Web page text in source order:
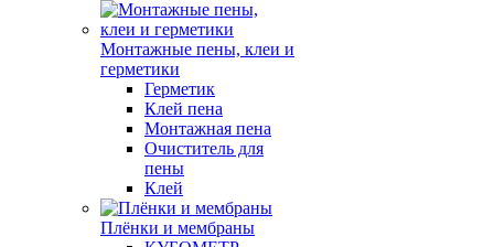
Монтажные пены, клеи и
герметики
Герметик
Клей пена
Монтажная пена
Очиститель для
пены
Клей
Плёнки и мембраны